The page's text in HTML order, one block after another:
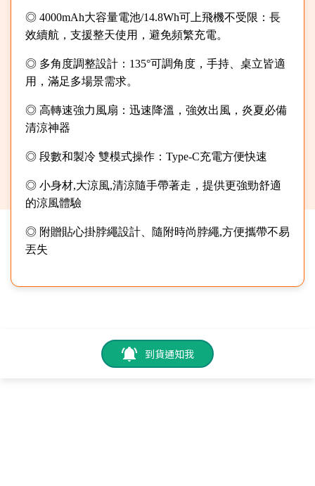
◎ 4000mAh大容量電池/14.8Wh可上飛機不受限：長
效續航，支援整天使用，避免頻繁充電。
◎ 多角度調整設計：135°可調角度，手持、桌立皆適
用，滿足多場景需求。
◎ 高轉速強力風扇：迅速降溫，強效出風，炎夏必備
清涼神器
◎ 段數和製冷 雙模式操作：Type-C充電方便快速
◎ 小身材,大涼風,清涼隨手帶著走，提供更強勁舒適
的涼風體驗
◎ 附贈貼心掛脖繩設計、隨附時尚脖繩,方便攜帶不易
丟失
到貨通知我